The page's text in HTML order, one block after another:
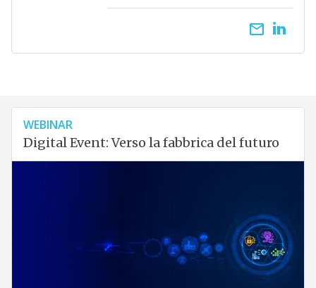
email
WEBINAR
Digital Event: Verso la fabbrica del futuro